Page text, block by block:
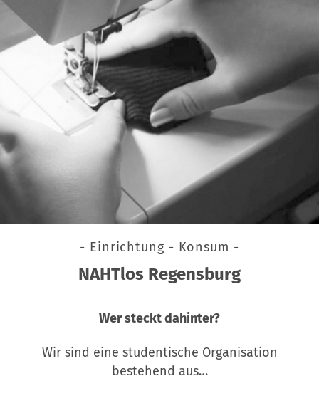
- Einrichtung - Konsum -
NAHTlos Regensburg
Wer steckt dahinter?
Wir sind eine studentische Organisation
bestehend aus…